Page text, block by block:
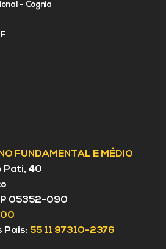
– Cognia
FUNDAMENTAL E MÉDIO
Pati, 40
05352-090
Pais: 55 11 97310-2376